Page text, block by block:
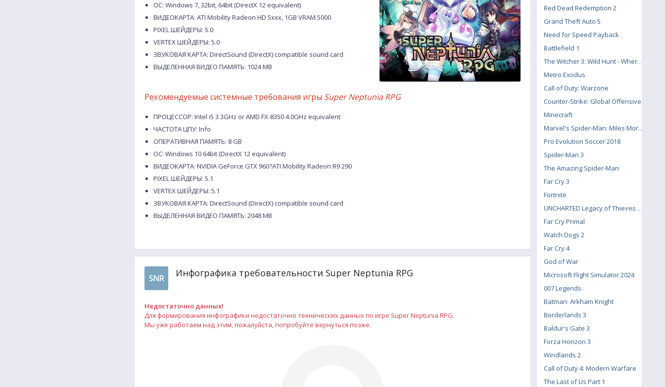
ОС: Windows 7, 32bit, 64bit (DirectX 12 equivalent)
ВИДЕОКАРТА: ATI Mobility Radeon HD 5xxx, 1GB VRAM 5000
PIXEL ШЕЙДЕРЫ: 5.0
VERTEX ШЕЙДЕРЫ: 5.0
ЗВУКОВАЯ КАРТА: DirectSound (DirectX) compatible sound card
ВЫДЕЛЕННАЯ ВИДЕО ПАМЯТЬ: 1024 MB
Рекомендуемые системные требования игры Super Neptunia RPG
ПРОЦЕССОР: Intel i5 3.3GHz or AMD FX-8350 4.0GHz equivalent
ЧАСТОТА ЦПУ: Info
ОПЕРАТИВНАЯ ПАМЯТЬ: 8 GB
ОС: Windows 10 64bit (DirectX 12 equivalent)
ВИДЕОКАРТА: NVIDIA GeForce GTX 960?ATI Mobility Radeon R9 290
PIXEL ШЕЙДЕРЫ: 5.1
VERTEX ШЕЙДЕРЫ: 5.1
ЗВУКОВАЯ КАРТА: DirectSound (DirectX) compatible sound card
ВЫДЕЛЕННАЯ ВИДЕО ПАМЯТЬ: 2048 MB
SNR Инфографика требовательности Super Neptunia RPG
Недостаточно данных!
Для формирования инфографики недостаточно технических данных по игре Super Neptunia RPG.
Мы уже работаем над этим, пожалуйста, попробуйте вернуться позже.
Red Dead Redemption 2
Grand Theft Auto 5
Need for Speed Payback
Battlefield 1
The Witcher 3: Wild Hunt - Where the Cat and Wolf Play
Metro Exodus
Call of Duty: Warzone
Counter-Strike: Global Offensive
Minecraft
Marvel's Spider-Man: Miles Morales
Pro Evolution Soccer 2018
Spider-Man 3
The Amazing Spider-Man
Far Cry 3
Fortnite
UNCHARTED Legacy of Thieves Collection
Far Cry Primal
Watch Dogs 2
Far Cry 4
God of War
Microsoft Flight Simulator 2024
007 Legends
Batman: Arkham Knight
Borderlands 3
Baldur's Gate 3
Forza Horizon 3
Windlands 2
Call of Duty 4: Modern Warfare
The Last of Us Part 1